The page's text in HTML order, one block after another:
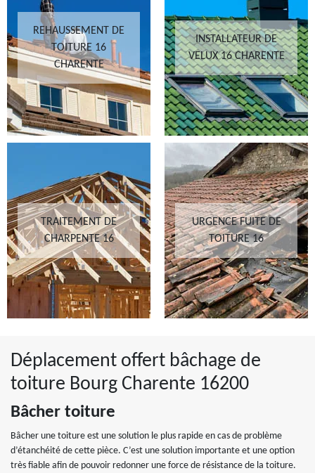
REHAUSSEMENT DE
TOITURE 16
CHARENTE
INSTALLATEUR DE
VELUX 16 CHARENTE
TRAITEMENT DE
CHARPENTE 16
URGENCE FUITE DE
TOITURE 16
Déplacement offert bâchage de
toiture Bourg Charente 16200
Bâcher toiture
Bâcher une toiture est une solution le plus rapide en cas de problème
d’étanchéité de cette pièce. C’est une solution importante et une option
très fiable afin de pouvoir redonner une force de résistance de la toiture.